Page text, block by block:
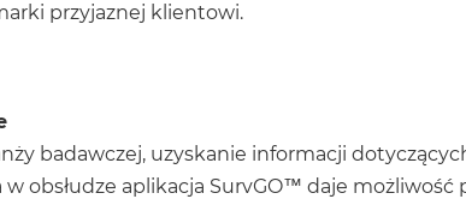
przyjaznej klientowi.
badawczej, uzyskanie informacji
obsłudze aplikacja SurvGO™ daje